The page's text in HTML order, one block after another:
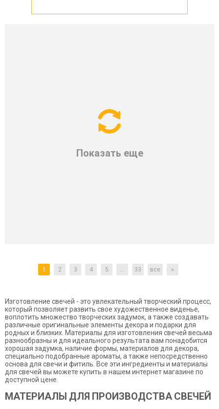
Показать еще
1 2 3 4 5 ... 33 все »
Изготовление свечей - это увлекательный творческий процесс,
который позволяет развить свое художественное виденье,
воплотить множество творческих задумок, а также создавать
различные оригинальные элементы декора и подарки для
родных и близких. Материалы для изготовления свечей весьма
разнообразны и для идеального результата вам понадобится
хорошая задумка, наличие формы, материалов для декора,
специально подобранные ароматы, а также непосредственно
основа для свечи и фитиль. Все эти ингредиенты и материалы
для свечей вы можете купить в нашем интернет магазине по
доступной цене.
МАТЕРИАЛЫ ДЛЯ ПРОИЗВОДСТВА СВЕЧЕЙ